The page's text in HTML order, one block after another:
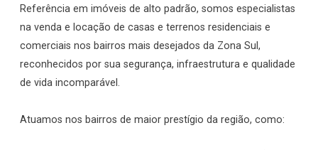
Referência em imóveis de alto padrão, somos especialistas
na venda e locação de casas e terrenos residenciais e
comerciais nos bairros mais desejados da Zona Sul,
reconhecidos por sua segurança, infraestrutura e qualidade
de vida incomparável.
Atuamos nos bairros de maior prestígio da região, como: